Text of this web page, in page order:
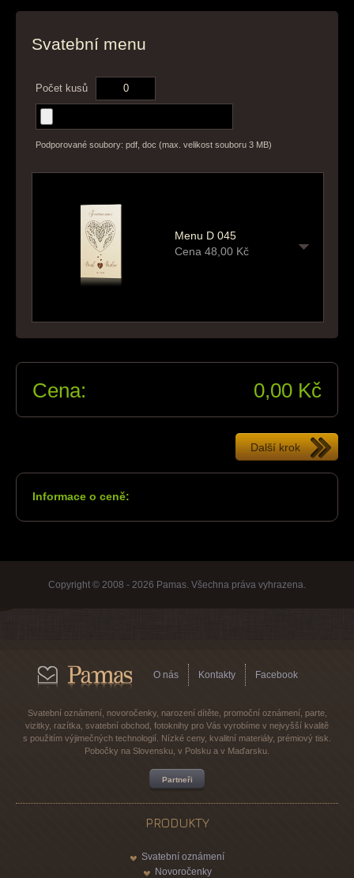
Svatební menu
Počet kusů
Podporované soubory: pdf, doc (max. velikost souboru 3 MB)
Menu D 045
Cena 48,00 Kč
Cena: 0,00 Kč
Informace o ceně:
Copyright © 2008 - 2026 Pamas. Všechna práva vyhrazena.
O nás Kontakty Facebook
Svatební oznámení, novoročenky, narození dítěte, promoční oznámení, parte,
vizitky, razítka, svatební obchod, fotoknihy pro Vás vyrobíme v nejvyšší kvalitě
s použitím výjimečných technologií. Nízké ceny, kvalitní materiály, prémiový tisk.
Pobočky na Slovensku, v Polsku a v Maďarsku.
Partneři
PRODUKTY
Svatební oznámení
Novoročenky